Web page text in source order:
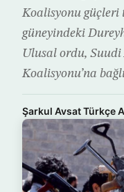
Koalisyonu güçleri
güneyindeki
Ulusal ordu,
Koalisyonu’na
Şarkul Avsat Türkçe